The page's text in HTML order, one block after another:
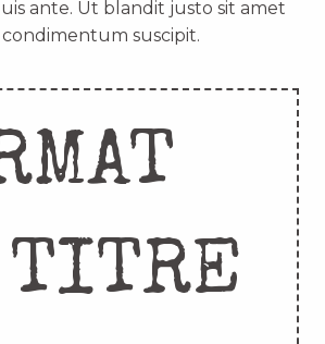
ante. Ut blandit justo sit amet
condimentum suscipit.
TITRE